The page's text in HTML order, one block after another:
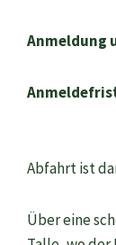
Anmeldung
Abfahrt ist
Über eine